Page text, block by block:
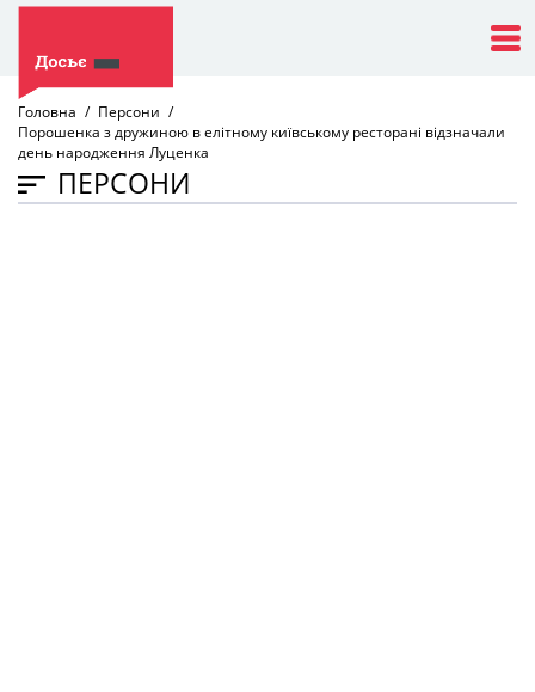
Головна
Персони
Порошенка з дружиною в елітному київському ресторані відзначали
день народження Луценка
ПЕРСОНИ